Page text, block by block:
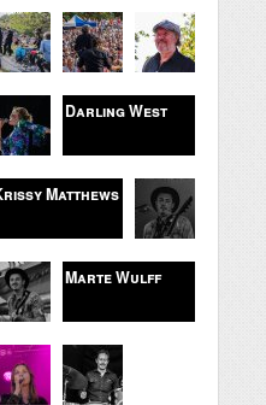
Darling West
Matthews
Marte Wulff